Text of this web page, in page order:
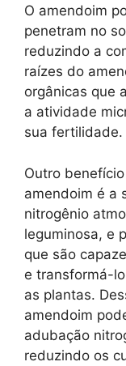
O amendoim
penetram no
reduzindo a
raízes do
orgânicas que
a atividade
sua fertilidade.
Outro
amendoim é a
nitrogênio
leguminosa, e
que são
e transformá-
as plantas.
amendoim
adubação
reduzindo os